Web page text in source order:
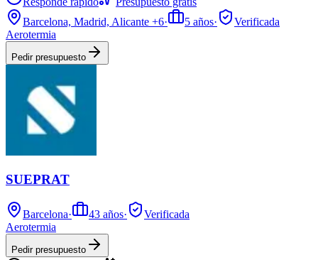
Barcelona, Madrid, Alicante +6· 5 años·
Verificada
Aerotermia
Pedir presupuesto
SUEPRAT
Barcelona· 43 años·
Verificada
Aerotermia
Pedir presupuesto